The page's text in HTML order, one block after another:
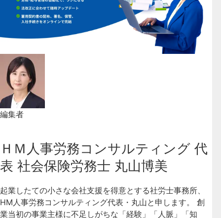
編集者
ＨＭ人事労務コンサルティング 代
表 社会保険労務士 丸山博美
起業したての小さな会社支援を得意とする社労士事務所、
HM人事労務コンサルティング代表・丸山と申します。 創
業当初の事業主様に不足しがちな「経験」「人脈」「知